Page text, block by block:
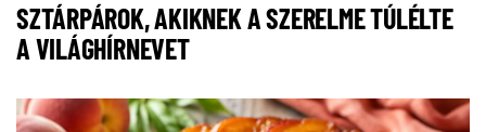
SZTÁRPÁROK, AKIKNEK A SZERELME TÚLÉLTE
A VILÁGHÍRNEVET